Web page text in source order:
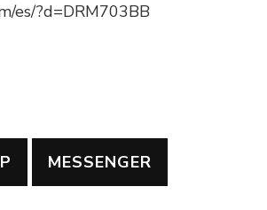
es/?d=DRM703BB
MESSENGER